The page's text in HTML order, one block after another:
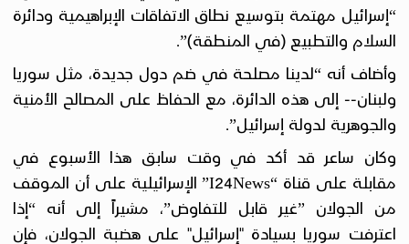
“إسرائيل مهتمة بتوسيع نطاق الاتفاقات الإبراهيمية ودائرة
السلام والتطبيع (في المنطقة)”.
وأضاف أنه “لدينا مصلحة في ضم دول جديدة، مثل سوريا
ولبنان-- إلى هذه الدائرة، مع الحفاظ على المصالح الأمنية
والجوهرية لدولة إسرائيل”.
وكان ساعر قد أكد في وقت سابق هذا الأسبوع في
مقابلة على قناة “I24News” الإسرائيلية على أن الموقف
من الجولان ”غير قابل للتفاوض”، مشيراً إلى أنه “إذا
اعترفت سوريا بسيادة "إسرائيل" على هضبة الجولان، فإن